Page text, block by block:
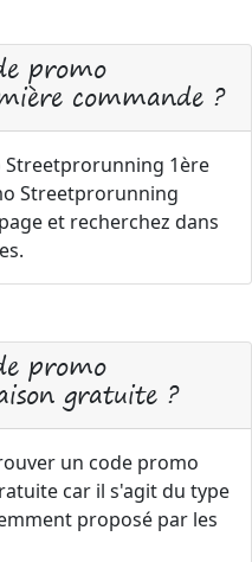
promo
commande ?
1ère
Streetprorunning
et recherchez dans
promo
gratuite ?
un code promo
car il s'agit du type
proposé par les